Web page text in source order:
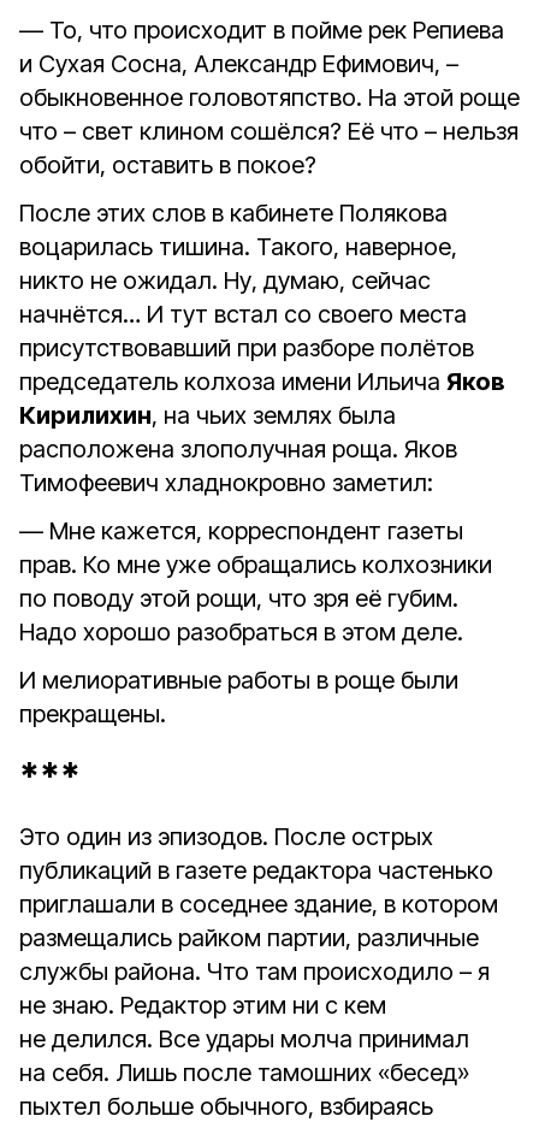
— То, что происходит в пойме рек Репиева
и Сухая Сосна, Александр Ефимович, –
обыкновенное головотяпство. На этой роще
что – свет клином сошёлся? Её что – нельзя
обойти, оставить в покое?
После этих слов в кабинете Полякова
воцарилась тишина. Такого, наверное,
никто не ожидал. Ну, думаю, сейчас
начнётся… И тут встал со своего места
присутствовавший при разборе полётов
председатель колхоза имени Ильича Яков
Кирилихин, на чьих землях была
расположена злополучная роща. Яков
Тимофеевич хладнокровно заметил:
— Мне кажется, корреспондент газеты
прав. Ко мне уже обращались колхозники
по поводу этой рощи, что зря её губим.
Надо хорошо разобраться в этом деле.
И мелиоративные работы в роще были
прекращены.
***
Это один из эпизодов. После острых
публикаций в газете редактора частенько
приглашали в соседнее здание, в котором
размещались райком партии, различные
службы района. Что там происходило – я
не знаю. Редактор этим ни с кем
не делился. Все удары молча принимал
на себя. Лишь после тамошних «бесед»
пыхтел больше обычного, взбираясь